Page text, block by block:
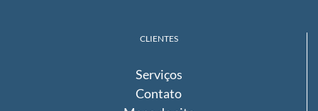
CLIENTES
Serviços
Contato